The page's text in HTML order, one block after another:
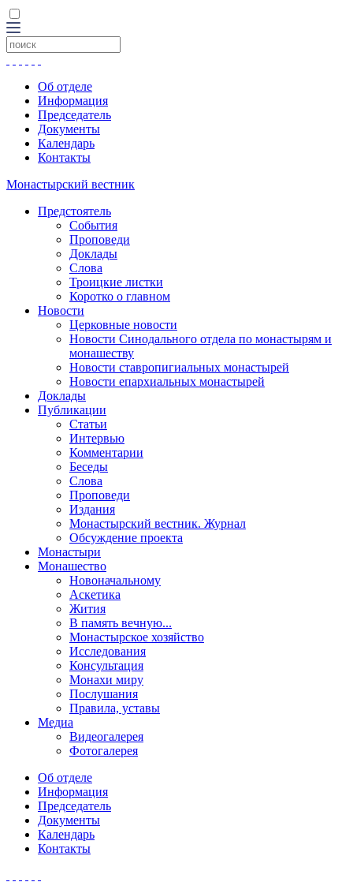
Об отделе
Информация
Председатель
Документы
Календарь
Контакты
Монастырский вестник
Предстоятель
События
Проповеди
Доклады
Слова
Троицкие листки
Коротко о главном
Новости
Церковные новости
Новости Синодального отдела по монастырям и
монашеству
Новости ставропигиальных монастырей
Новости епархиальных монастырей
Доклады
Публикации
Статьи
Интервью
Комментарии
Беседы
Слова
Проповеди
Издания
Монастырский вестник. Журнал
Обсуждение проекта
Монастыри
Монашество
Новоначальному
Аскетика
Жития
В память вечную...
Монастырское хозяйство
Исследования
Консультация
Монахи миру
Послушания
Правила, уставы
Медиа
Видеогалерея
Фотогалерея
Об отделе
Информация
Председатель
Документы
Календарь
Контакты